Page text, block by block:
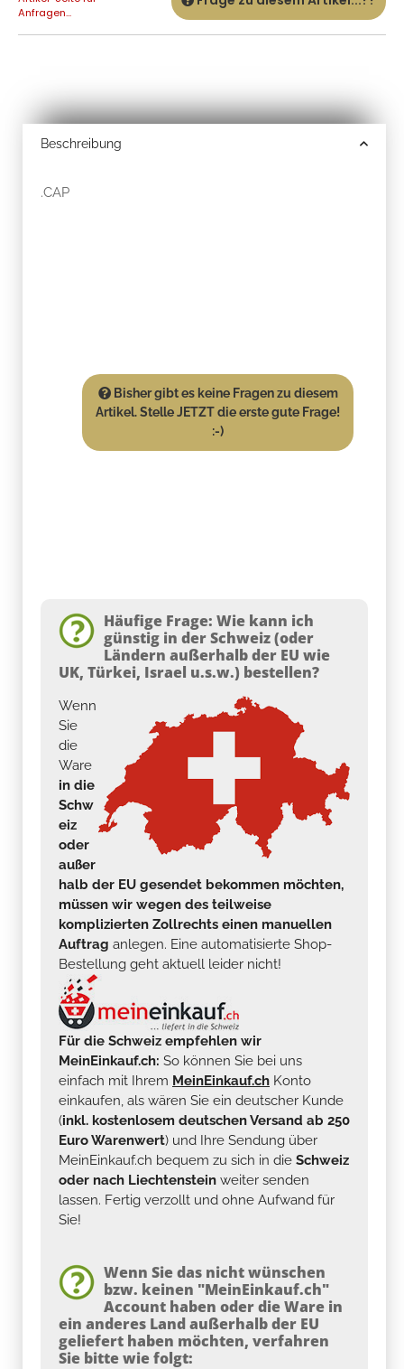
Anfragen...
Beschreibung
.CAP
Bisher gibt es keine Fragen zu diesem
Artikel. Stelle JETZT die erste gute Frage!
:-)
Häufige Frage: Wie kann ich
günstig in der Schweiz (oder
Ländern außerhalb der EU wie
UK, Türkei, Israel u.s.w.) bestellen?
Wenn
Sie
die
Ware
in die
Schw
eiz
oder
außer
halb der EU gesendet bekommen möchten,
müssen wir wegen des teilweise
komplizierten Zollrechts einen manuellen
Auftrag anlegen. Eine automatisierte Shop-
Bestellung geht aktuell leider nicht!
Für die Schweiz empfehlen wir
MeinEinkauf.ch: So können Sie bei uns
einfach mit Ihrem MeinEinkauf.ch Konto
einkaufen, als wären Sie ein deutscher Kunde
(inkl. kostenlosem deutschen Versand ab 250
Euro Warenwert) und Ihre Sendung über
MeinEinkauf.ch bequem zu sich in die Schweiz
oder nach Liechtenstein weiter senden
lassen. Fertig verzollt und ohne Aufwand für
Sie!
Wenn Sie das nicht wünschen
bzw. keinen "MeinEinkauf.ch"
Account haben oder die Ware in
ein anderes Land außerhalb der EU
geliefert haben möchten, verfahren
Sie bitte wie folgt: